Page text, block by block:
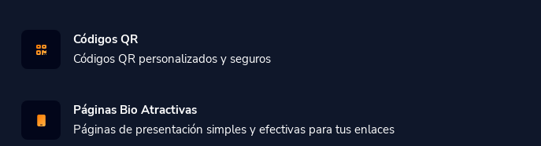
Códigos QR
Códigos QR personalizados y seguros
Páginas Bio Atractivas
Páginas de presentación simples y efectivas para tus enlaces